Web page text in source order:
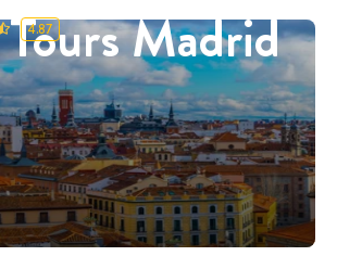
Madrid
4.87